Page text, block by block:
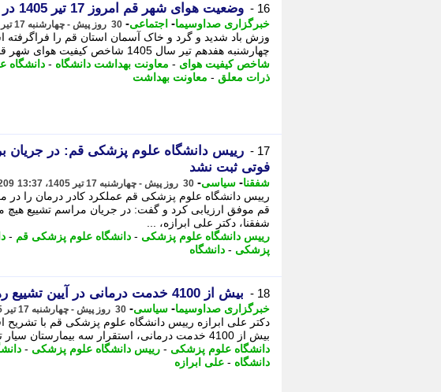
16 - وضعیت هوای شهر قم امروز 17 تیر 1405 در شرایط خطرناک
خبرگزاری صداوسیما- اجتماعی- 30 روز پیش - چهارشنبه 17 تیر 1405، 15:30
وزش باد شدید و گرد و خاک آسمان استان قم را
چهارشنبه هفدهم تیر سال 1405 شاخص کیفیت هوای شهر قم به علت آلاینده ذرات معلق ...
شاخص کیفیت هوای - معاونت بهداشت دانشگاه - دانشگاه
ذرات معلق - معاونت بهداشت
17 -
رییس دانشگاه علوم پزشکی قم: در جریان
فوتی ثبت نشد
شفقنا- سیاسی- 30 روز پیش - چهارشنبه 17 تیر 1405، 13:37
رییس دانشگاه علوم پزشکی قم عملکرد کادر درمان را در
قم موفق ارزیابی کرد و گفت: در جریان مراسم تشییع هیچ
شفقنا، دکتر علی ابرازه، ...
رییس دانشگاه علوم پزشکی - دانشگاه علوم پزشکی قم -
پزشکی - دانشگاه
18 - بیش از 4100 خدمت درمانی در آیین تشییع رهبر شهید در قم ارائه شد؛ هیچ فوتی ثبت نشد
خبرگزاری صداوسیما- سیاسی- 30 روز پیش - چهارشنبه 17 تیر 1405، 11:50
دکتر علی ابرازه رییس دانشگاه علوم پزشکی قم با تشریح
بیش از 4100 خدمت درمانی، استقرار سه بیمارستان سیار تخصصی، - بیش از 4100 خدمت ...
دانشگاه علوم پزشکی - رییس دانشگاه علوم پزشکی -
دانشگاه - علی ابرازه